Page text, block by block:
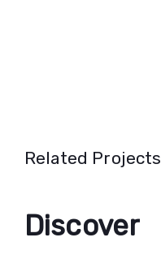
Related Projects
Discover
Discover